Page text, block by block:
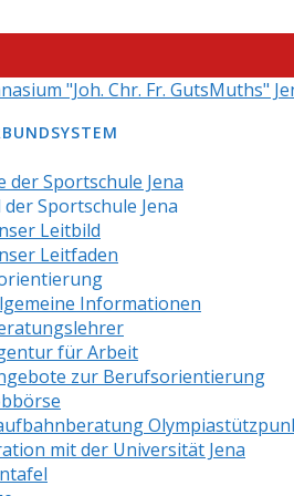
der Sportschule Jena
Sportschule Jena
Leitbild
Leitfaden
Informationen
für Arbeit
zur Berufsorientierung
mit der Universität Jena